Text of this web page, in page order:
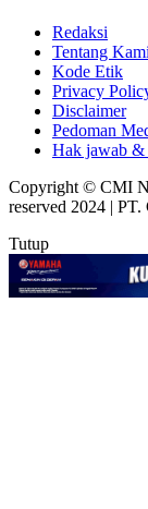
Redaksi
Tentang Kami
Kode Etik
Privacy
Disclaimer
Pedoman
Hak jawab &
Copyright © CMI
reserved 2024 |
Tutup